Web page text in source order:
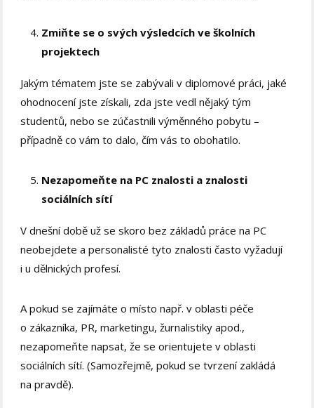
Zmiňte se o svých výsledcích ve školních
projektech
Jakým tématem jste se zabývali v diplomové práci, jaké
ohodnocení jste získali, zda jste vedl nějaký tým
studentů, nebo se zúčastnili výměnného pobytu –
případně co vám to dalo, čím vás to obohatilo.
Nezapomeňte na PC znalosti a znalosti
sociálních sítí
V dnešní době už se skoro bez základů práce na PC
neobejdete a personalisté tyto znalosti často vyžadují
i u dělnických profesí.
A pokud se zajímáte o místo např. v oblasti péče
o zákazníka, PR, marketingu, žurnalistiky apod.,
nezapomeňte napsat, že se orientujete v oblasti
sociálních sítí. (Samozřejmě, pokud se tvrzení zakládá
na pravdě).